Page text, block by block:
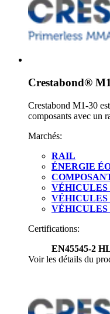
Crestabond®
Crestabond M1-30
composants avec un
Marchés:
RAIL
ÉNERGIE
VÉHICULES
VÉHICULES
Certifications:
EN45545-2
Voir les détails du